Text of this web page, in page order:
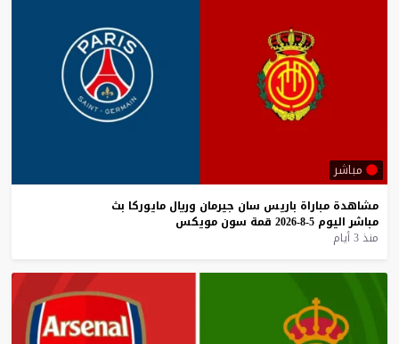
مباشر
مشاهدة مباراة باريس سان جيرمان وريال مايوركا بث
مباشر اليوم 5-8-2026 قمة سون مويكس
منذ 3 أيام